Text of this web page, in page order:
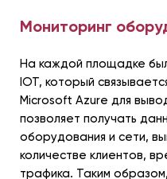
Мониторинг
На каждой площадке
IOT, который
Microsoft Azure для
позволяет получать
оборудования и сети,
количестве клиентов,
трафика. Таким